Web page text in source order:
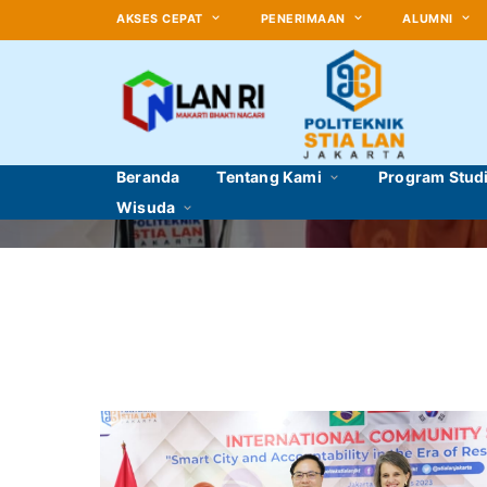
AKSES CEPAT PENERIMAAN ALUMNI
Beranda Tentang Kami Program Studi
Wisuda